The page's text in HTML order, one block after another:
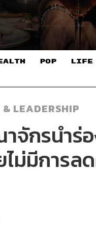
POP LIFE
& LEADERSHIP
จักรนำร่
ม่มีการล